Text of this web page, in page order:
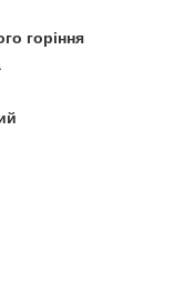
горіння